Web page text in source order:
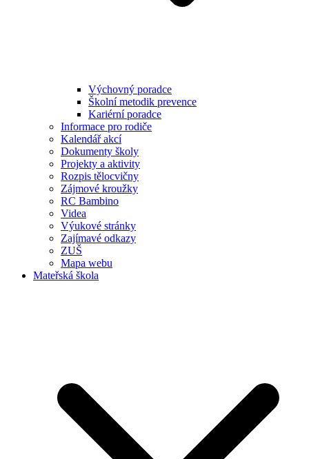
Výchovný poradce
Školní metodik prevence
Kariérní poradce
Informace pro rodiče
Kalendář akcí
Dokumenty školy
Projekty a aktivity
Rozpis tělocvičny
Zájmové kroužky
RC Bambino
Videa
Výukové stránky
Zajímavé odkazy
ZUŠ
Mapa webu
Mateřská škola